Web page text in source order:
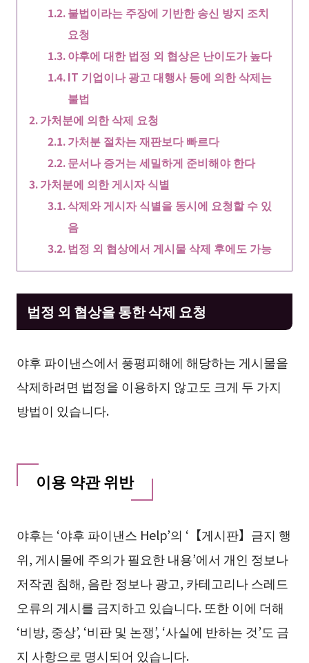
불법이라는 주장에 기반한 송신 방지 조치
요청
야후에 대한 법정 외 협상은 난이도가 높다
IT 기업이나 광고 대행사 등에 의한 삭제는
불법
가처분에 의한 삭제 요청
가처분 절차는 재판보다 빠르다
문서나 증거는 세밀하게 준비해야 한다
가처분에 의한 게시자 식별
삭제와 게시자 식별을 동시에 요청할 수 있
음
법정 외 협상에서 게시물 삭제 후에도 가능
법정 외 협상을 통한 삭제 요청
야후 파이낸스에서 풍평피해에 해당하는 게시물을
삭제하려면 법정을 이용하지 않고도 크게 두 가지
방법이 있습니다.
이용 약관 위반
야후는 ‘야후 파이낸스 Help’의 ‘【게시판】금지 행
위, 게시물에 주의가 필요한 내용’에서 개인 정보나
저작권 침해, 음란 정보나 광고, 카테고리나 스레드
오류의 게시를 금지하고 있습니다. 또한 이에 더해
‘비방, 중상’, ‘비판 및 논쟁’, ‘사실에 반하는 것’도 금
지 사항으로 명시되어 있습니다.